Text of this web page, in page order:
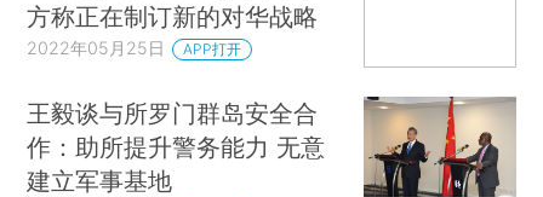
方称正在制订新的对华战略
2022年05月25日 APP打开
王毅谈与所罗门群岛安全合
作：助所提升警务能力 无意
建立军事基地